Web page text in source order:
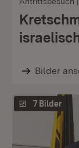
Bilder
7 Bilder